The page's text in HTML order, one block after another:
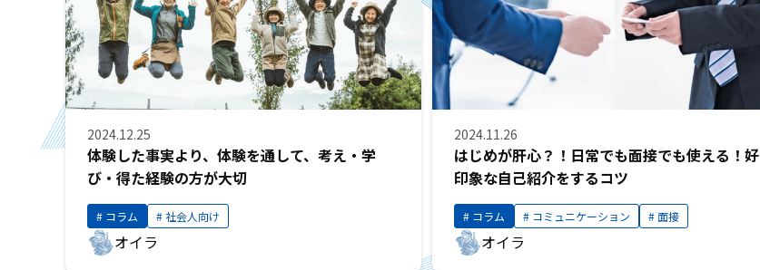
2024.12.25
体験した事実より、体験を通して、考え・学
び・得た経験の方が大切
コラム 社会人向け
オイラ
2024.11.26
はじめが肝心？！日常でも面接でも使える！好
印象な自己紹介をするコツ
コラム コミュニケーション 面接
オイラ